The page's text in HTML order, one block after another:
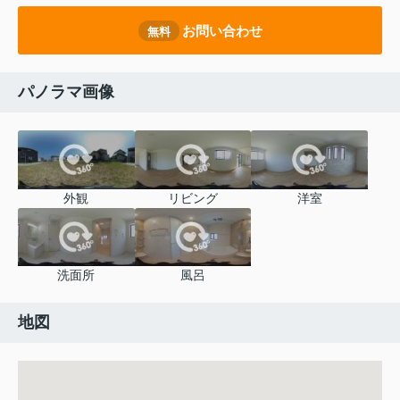
無料 お問い合わせ
パノラマ画像
外観 リビング 洋室
洗面所 風呂
地図